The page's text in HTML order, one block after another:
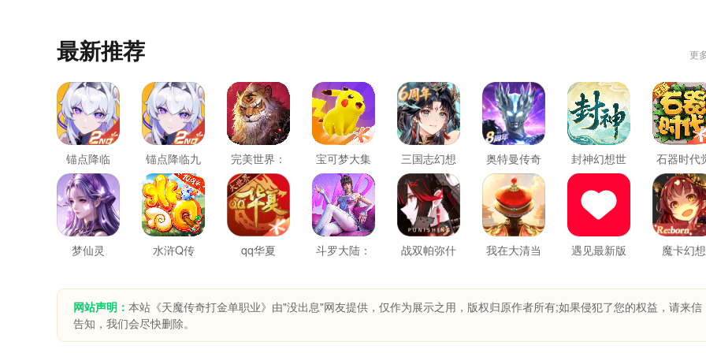
最新推荐 更
锚点降临
锚点降临九
游版
完美世界：
诸神之战
宝可梦大集
结
三国志幻想
大陆
奥特曼传奇
英雄
封神幻想世
界
石器时代
醒
梦仙灵 水浒Q传 qq华夏
斗罗大陆：
战双帕弥什
我在大清当
遇见最新版 魔卡幻想
网站声明： 本站《天魔传奇打金单职业》由"没出息"网友提供，仅作为展示之用，版权归原作者所有;如果侵犯了您的权益，请来信
告知，我们会尽快删除。